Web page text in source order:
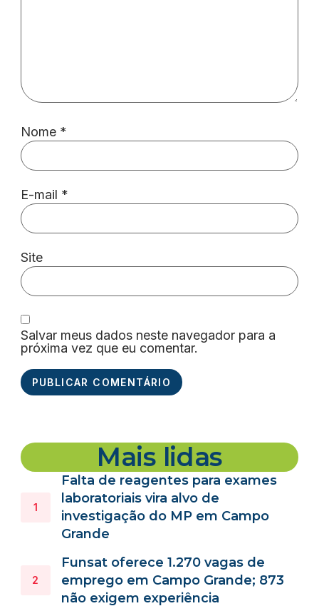
Nome *
E-mail *
Site
Salvar meus dados neste navegador para a
próxima vez que eu comentar.
Mais lidas
Falta de reagentes para exames
laboratoriais vira alvo de
investigação do MP em Campo
Grande
Funsat oferece 1.270 vagas de
emprego em Campo Grande; 873
não exigem experiência